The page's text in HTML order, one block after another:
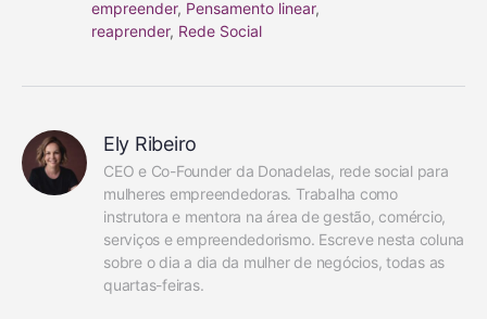
empreender, Pensamento linear,
reaprender, Rede Social
Ely Ribeiro
CEO e Co-Founder da Donadelas, rede social para
mulheres empreendedoras. Trabalha como
instrutora e mentora na área de gestão, comércio,
serviços e empreendedorismo. Escreve nesta coluna
sobre o dia a dia da mulher de negócios, todas as
quartas-feiras.